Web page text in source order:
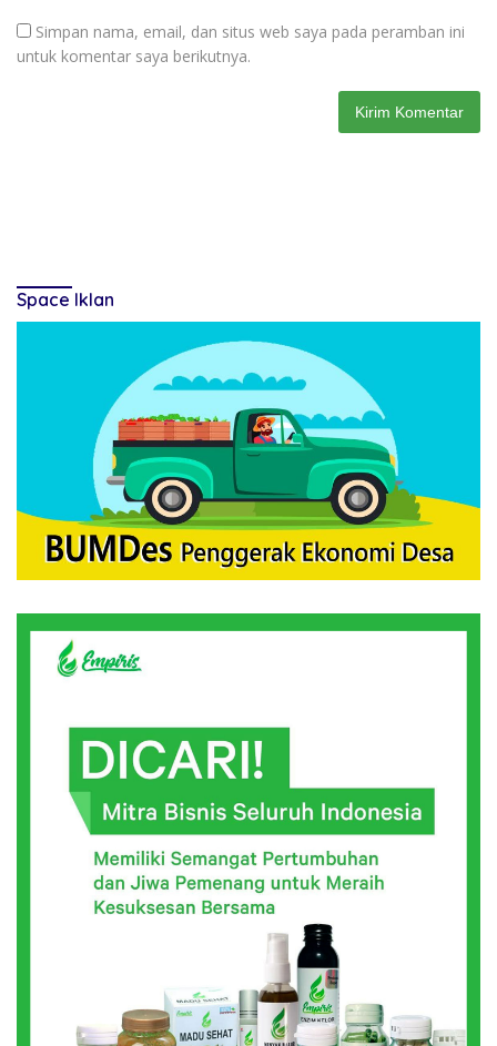
Simpan nama, email, dan situs web saya pada peramban ini
untuk komentar saya berikutnya.
Space Iklan